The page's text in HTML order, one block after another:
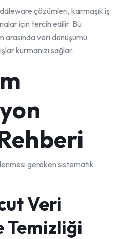
çözümleri, karmaşık iş
için tercih edilir. Bu
veri dönüşümü
kurmanızı sağlar.
gereken sistematik
Veri
Temizliği